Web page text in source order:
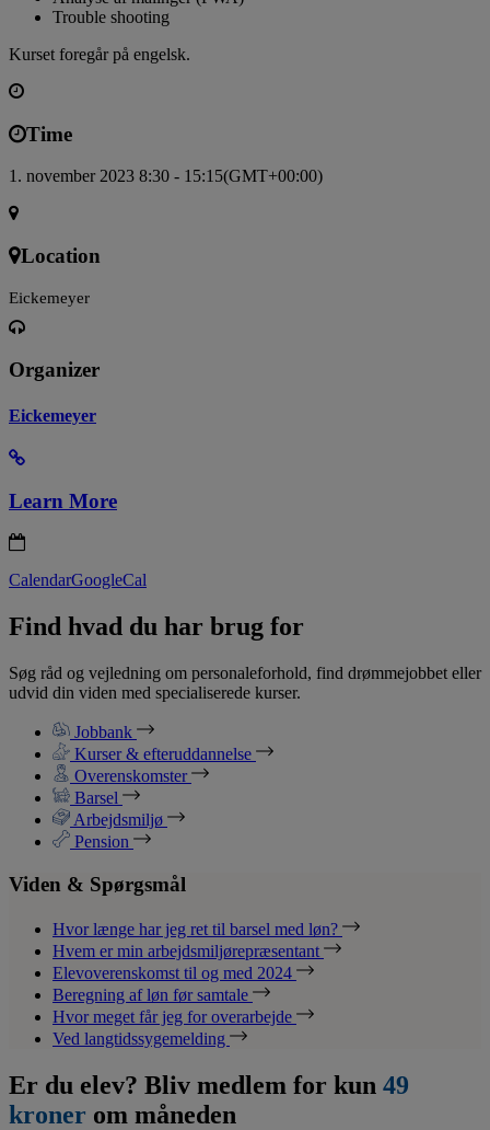
Trouble shooting
Kurset foregår på engelsk.
Time
1. november 2023 8:30 - 15:15(GMT+00:00)
Location
Eickemeyer
Organizer
Eickemeyer
Learn More
CalendarGoogleCal
Find hvad du har brug for
Søg råd og vejledning om personaleforhold, find drømmejobbet eller
udvid din viden med specialiserede kurser.
Jobbank
Kurser & efteruddannelse
Overenskomster
Barsel
Arbejdsmiljø
Pension
Viden & Spørgsmål
Hvor længe har jeg ret til barsel med løn?
Hvem er min arbejdsmiljørepræsentant
Elevoverenskomst til og med 2024
Beregning af løn før samtale
Hvor meget får jeg for overarbejde
Ved langtidssygemelding
Er du elev? Bliv medlem for kun 49
kroner om måneden